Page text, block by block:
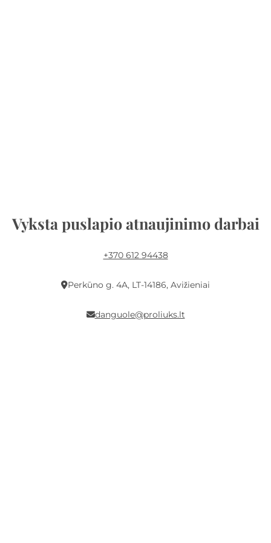
Vyksta puslapio atnaujinimo darbai
+370 612 94438
Perkūno g. 4A, LT-14186, Avižieniai
danguole@proliuks.lt